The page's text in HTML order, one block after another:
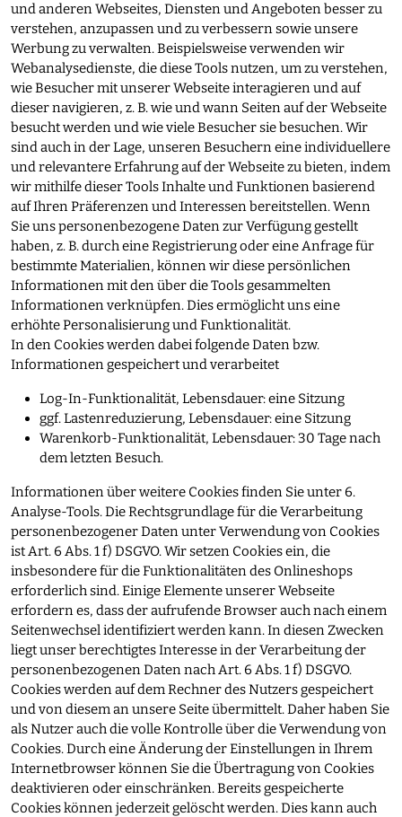
und anderen Webseites, Diensten und Angeboten besser zu
verstehen, anzupassen und zu verbessern sowie unsere
Werbung zu verwalten. Beispielsweise verwenden wir
Webanalysedienste, die diese Tools nutzen, um zu verstehen,
wie Besucher mit unserer Webseite interagieren und auf
dieser navigieren, z. B. wie und wann Seiten auf der Webseite
besucht werden und wie viele Besucher sie besuchen. Wir
sind auch in der Lage, unseren Besuchern eine individuellere
und relevantere Erfahrung auf der Webseite zu bieten, indem
wir mithilfe dieser Tools Inhalte und Funktionen basierend
auf Ihren Präferenzen und Interessen bereitstellen. Wenn
Sie uns personenbezogene Daten zur Verfügung gestellt
haben, z. B. durch eine Registrierung oder eine Anfrage für
bestimmte Materialien, können wir diese persönlichen
Informationen mit den über die Tools gesammelten
Informationen verknüpfen. Dies ermöglicht uns eine
erhöhte Personalisierung und Funktionalität.
In den Cookies werden dabei folgende Daten bzw.
Informationen gespeichert und verarbeitet
Log-In-Funktionalität, Lebensdauer: eine Sitzung
ggf. Lastenreduzierung, Lebensdauer: eine Sitzung
Warenkorb-Funktionalität, Lebensdauer: 30 Tage nach
dem letzten Besuch.
Informationen über weitere Cookies finden Sie unter 6.
Analyse-Tools. Die Rechtsgrundlage für die Verarbeitung
personenbezogener Daten unter Verwendung von Cookies
ist Art. 6 Abs. 1 f) DSGVO. Wir setzen Cookies ein, die
insbesondere für die Funktionalitäten des Onlineshops
erforderlich sind. Einige Elemente unserer Webseite
erfordern es, dass der aufrufende Browser auch nach einem
Seitenwechsel identifiziert werden kann. In diesen Zwecken
liegt unser berechtigtes Interesse in der Verarbeitung der
personenbezogenen Daten nach Art. 6 Abs. 1 f) DSGVO.
Cookies werden auf dem Rechner des Nutzers gespeichert
und von diesem an unsere Seite übermittelt. Daher haben Sie
als Nutzer auch die volle Kontrolle über die Verwendung von
Cookies. Durch eine Änderung der Einstellungen in Ihrem
Internetbrowser können Sie die Übertragung von Cookies
deaktivieren oder einschränken. Bereits gespeicherte
Cookies können jederzeit gelöscht werden. Dies kann auch